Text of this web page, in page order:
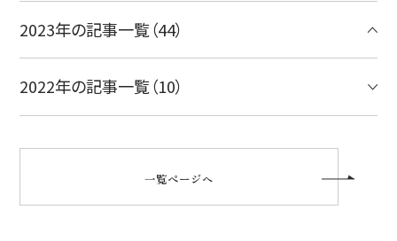
2023年の記事一覧（44）
2022年の記事一覧（10）
一覧ページへ